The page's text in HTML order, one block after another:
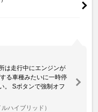
は走行中にエンジンが
る車種みたいに一時停
。 Sボタンで強制オフ
ハイブリッド）